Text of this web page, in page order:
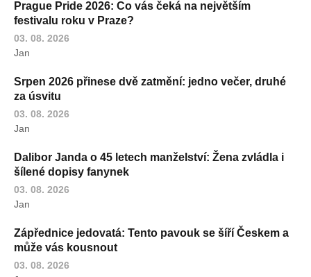
Prague Pride 2026: Co vás čeká na největším
festivalu roku v Praze?
03. 08. 2026
Jan
Srpen 2026 přinese dvě zatmění: jedno večer, druhé
za úsvitu
03. 08. 2026
Jan
Dalibor Janda o 45 letech manželství: Žena zvládla i
šílené dopisy fanynek
03. 08. 2026
Jan
Zápřednice jedovatá: Tento pavouk se šíří Českem a
může vás kousnout
03. 08. 2026